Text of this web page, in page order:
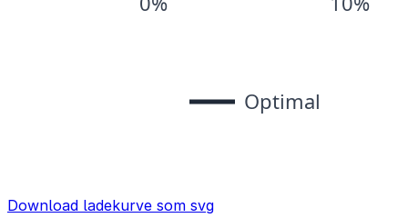
Download ladekurve som svg